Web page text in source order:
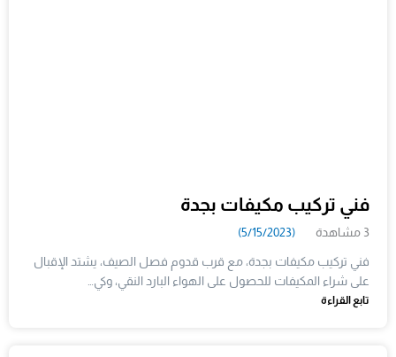
فني تركيب مكيفات بجدة
3 مشاهدة (5/15/2023)
فني تركيب مكيفات بجدة، مع قرب قدوم فصل الصيف، يشتد الإقبال
على شراء المكيفات للحصول على الهواء البارد النقي، وكي…
تابع القراءة